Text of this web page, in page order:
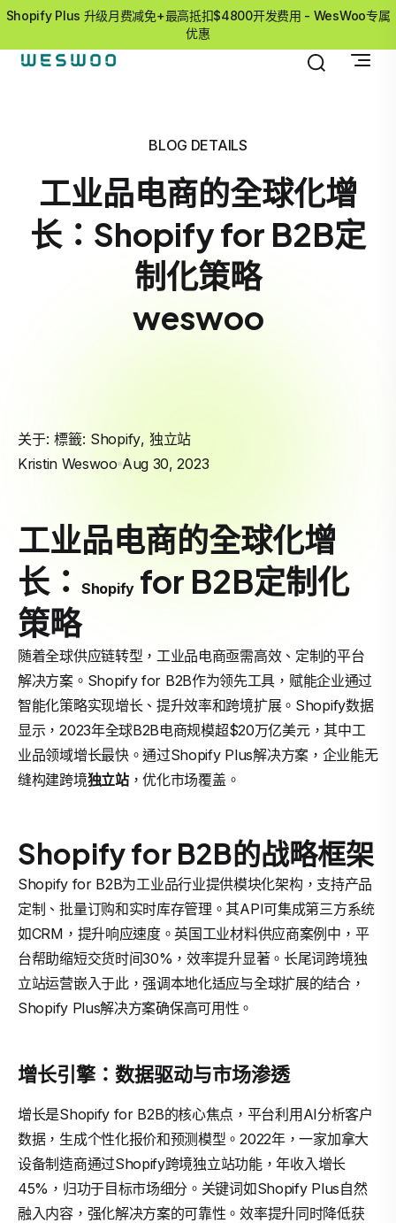
Shopify Plus 升级月费减免+最高抵扣$4800开发费用 - WesWoo专属
优惠
BLOG DETAILS
工业品电商的全球化增
长：Shopify for B2B定
制化策略
weswoo
关于: 標籤: Shopify, 独立站
Kristin Weswoo Aug 30, 2023
工业品电商的全球化增
长：
Shopifyfor B2B定制化
策略
随着全球供应链转型，工业品电商亟需高效、定制的平台
解决方案。Shopify for B2B作为领先工具，赋能企业通过
智能化策略实现增长、提升效率和跨境扩展。Shopify数据
显示，2023年全球B2B电商规模超$20万亿美元，其中工
业品领域增长最快。通过Shopify Plus解决方案，企业能无
缝构建跨境独立站，优化市场覆盖。
Shopify for B2B的战略框架
Shopify for B2B为工业品行业提供模块化架构，支持产品
定制、批量订购和实时库存管理。其API可集成第三方系统
如CRM，提升响应速度。英国工业材料供应商案例中，平
台帮助缩短交货时间30%，效率提升显著。长尾词跨境独
立站运营嵌入于此，强调本地化适应与全球扩展的结合，
Shopify Plus解决方案确保高可用性。
增长引擎：数据驱动与市场渗透
增长是Shopify for B2B的核心焦点，平台利用AI分析客户
数据，生成个性化报价和预测模型。2022年，一家加拿大
设备制造商通过Shopify跨境独立站功能，年收入增长
45%，归功于目标市场细分。关键词如Shopify Plus自然
融入内容，强化解决方案的可靠性。效率提升同时降低获